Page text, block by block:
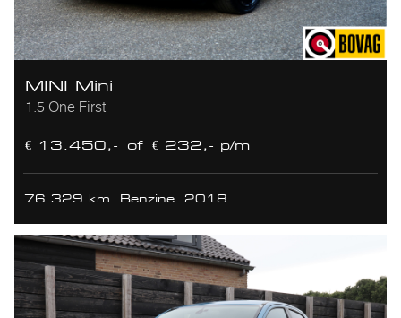
MINI Mini
1.5 One First
€ 13.450,- of € 232,- p/m
76.329 km Benzine 2018